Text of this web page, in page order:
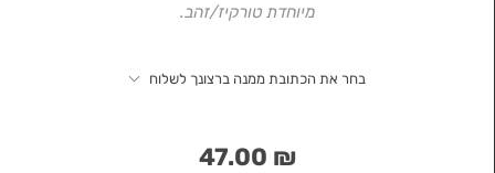
מיוחדת טורקיז/זהב.
בחר את הכתובת ממנה ברצונך לשלוח
₪ 47.00